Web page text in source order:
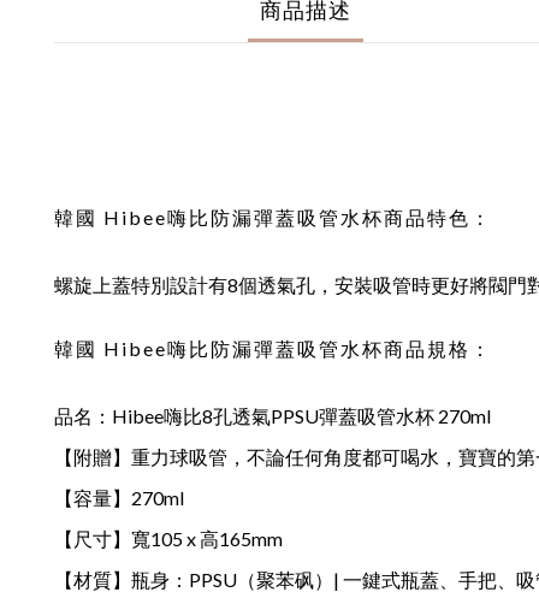
商品描述
韓國 Hibee嗨比防漏彈蓋吸管水杯商品特色：
螺旋上蓋特別設計有8個透氣孔，安裝吸管時更好將閥
韓國 Hibee嗨比防漏彈蓋吸管水杯商品規格：
品名：Hibee嗨比8孔透氣PPSU彈蓋吸管水杯 270ml
【附贈】重力球吸管，不論任何角度都可喝水，寶寶的
【容量】270ml
【尺寸】寬105 x 高165mm
【材質】瓶身：PPSU（聚苯砜）| 一鍵式瓶蓋、手把、